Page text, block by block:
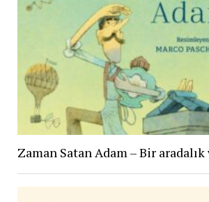
Zaman Satan Adam – Bir